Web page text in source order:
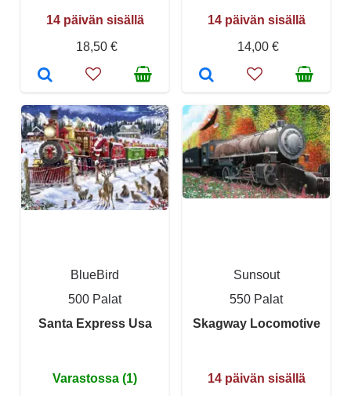
14 päivän sisällä
18,50 €
14 päivän sisällä
14,00 €
BlueBird
500 Palat
Santa Express Usa
Varastossa (1)
Sunsout
550 Palat
Skagway Locomotive
14 päivän sisällä